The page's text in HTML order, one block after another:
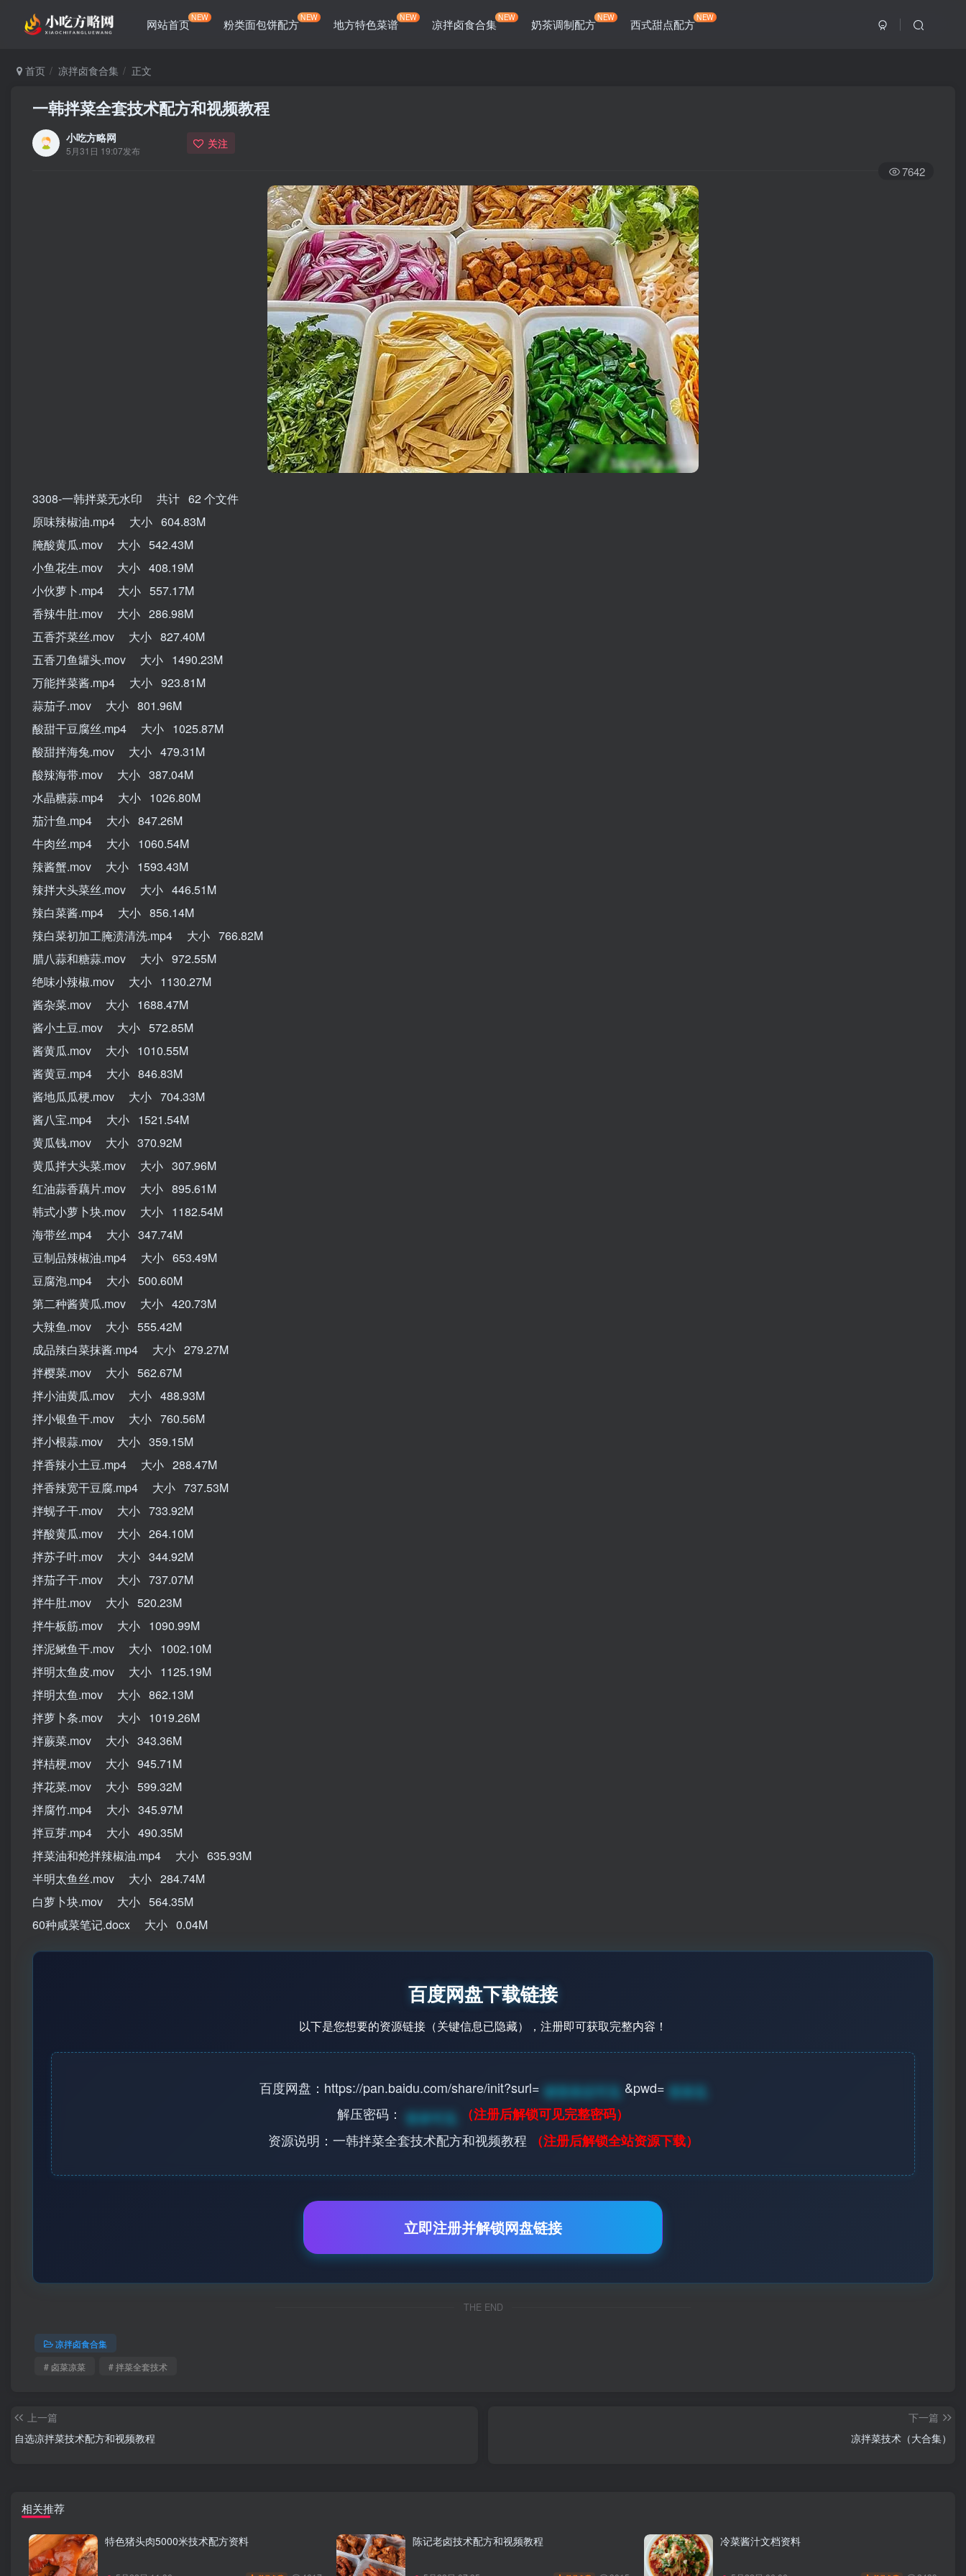
网站首页NEW 粉类面包饼配方NEW 地方特色菜谱NEW 凉拌卤食合集NEW 奶茶调制配方NEW 西式甜点配方NEW
首页 凉拌卤食合集 正文
一韩拌菜全套技术配方和视频教程
小吃方略网
5月31日 19:07发布 关注
7642
3308-一韩拌菜无水印 共计 62 个文件
原味辣椒油.mp4 大小 604.83M
腌酸黄瓜.mov 大小 542.43M
小鱼花生.mov 大小 408.19M
小伙萝卜.mp4 大小 557.17M
香辣牛肚.mov 大小 286.98M
五香芥菜丝.mov 大小 827.40M
五香刀鱼罐头.mov 大小 1490.23M
万能拌菜酱.mp4 大小 923.81M
蒜茄子.mov 大小 801.96M
酸甜干豆腐丝.mp4 大小 1025.87M
酸甜拌海兔.mov 大小 479.31M
酸辣海带.mov 大小 387.04M
水晶糖蒜.mp4 大小 1026.80M
茄汁鱼.mp4 大小 847.26M
牛肉丝.mp4 大小 1060.54M
辣酱蟹.mov 大小 1593.43M
辣拌大头菜丝.mov 大小 446.51M
辣白菜酱.mp4 大小 856.14M
辣白菜初加工腌渍清洗.mp4 大小 766.82M
腊八蒜和糖蒜.mov 大小 972.55M
绝味小辣椒.mov 大小 1130.27M
酱杂菜.mov 大小 1688.47M
酱小土豆.mov 大小 572.85M
酱黄瓜.mov 大小 1010.55M
酱黄豆.mp4 大小 846.83M
酱地瓜瓜梗.mov 大小 704.33M
酱八宝.mp4 大小 1521.54M
黄瓜钱.mov 大小 370.92M
黄瓜拌大头菜.mov 大小 307.96M
红油蒜香藕片.mov 大小 895.61M
韩式小萝卜块.mov 大小 1182.54M
海带丝.mp4 大小 347.74M
豆制品辣椒油.mp4 大小 653.49M
豆腐泡.mp4 大小 500.60M
第二种酱黄瓜.mov 大小 420.73M
大辣鱼.mov 大小 555.42M
成品辣白菜抹酱.mp4 大小 279.27M
拌樱菜.mov 大小 562.67M
拌小油黄瓜.mov 大小 488.93M
拌小银鱼干.mov 大小 760.56M
拌小根蒜.mov 大小 359.15M
拌香辣小土豆.mp4 大小 288.47M
拌香辣宽干豆腐.mp4 大小 737.53M
拌蚬子干.mov 大小 733.92M
拌酸黄瓜.mov 大小 264.10M
拌苏子叶.mov 大小 344.92M
拌茄子干.mov 大小 737.07M
拌牛肚.mov 大小 520.23M
拌牛板筋.mov 大小 1090.99M
拌泥鳅鱼干.mov 大小 1002.10M
拌明太鱼皮.mov 大小 1125.19M
拌明太鱼.mov 大小 862.13M
拌萝卜条.mov 大小 1019.26M
拌蕨菜.mov 大小 343.36M
拌桔梗.mov 大小 945.71M
拌花菜.mov 大小 599.32M
拌腐竹.mp4 大小 345.97M
拌豆芽.mp4 大小 490.35M
拌菜油和炝拌辣椒油.mp4 大小 635.93M
半明太鱼丝.mov 大小 284.74M
白萝卜块.mov 大小 564.35M
60种咸菜笔记.docx 大小 0.04M
百度网盘下载链接
以下是您想要的资源链接（关键信息已隐藏），注册即可获取完整内容！
百度网盘：https://pan.baidu.com/share/init?surl= 请登录后可见 &pwd= 登录见
解压密码：
登录可见
（注册后解锁可见完整密码）
资源说明：一韩拌菜全套技术配方和视频教程
（注册后解锁全站资源下载）
立即注册并解锁网盘链接
THE END
凉拌卤食合集
# 卤菜凉菜
# 拌菜全套技术
上一篇
自选凉拌菜技术配方和视频教程
下一篇
凉拌菜技术（大合集）
相关推荐
特色猪头肉5000米技术配方资料 陈记老卤技术配方和视频教程 冷菜酱汁文档资料